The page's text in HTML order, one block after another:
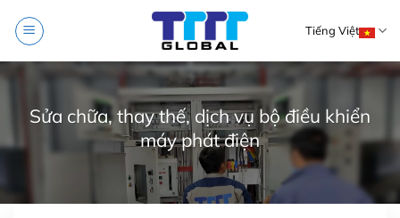
Tiếng Việt
Sửa chữa, thay thế, dịch vụ bộ điều khiển
máy phát điện